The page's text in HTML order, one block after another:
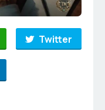
Twitter